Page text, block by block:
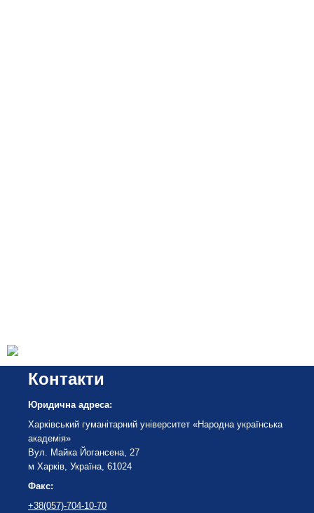
Контакти
Юридична адреса:
Харківський гуманітарний університет «Народна українська
академія»
Вул. Майка Йогансена, 27
м Харків, Україна, 61024
Факс:
+38(057)-704-10-70